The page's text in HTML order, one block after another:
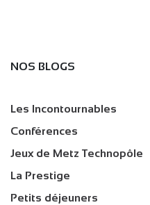
NOS BLOGS
Les Incontournables
Conférences
Jeux de Metz Technopôle
La Prestige
Petits déjeuners